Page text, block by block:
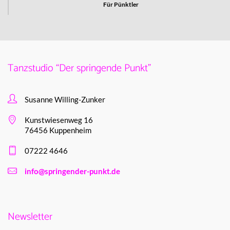
Für Pünktler
Tanzstudio “Der springende Punkt”
Susanne Willing-Zunker
Kunstwiesenweg 16
76456 Kuppenheim
07222 4646
info@springender-punkt.de
Newsletter